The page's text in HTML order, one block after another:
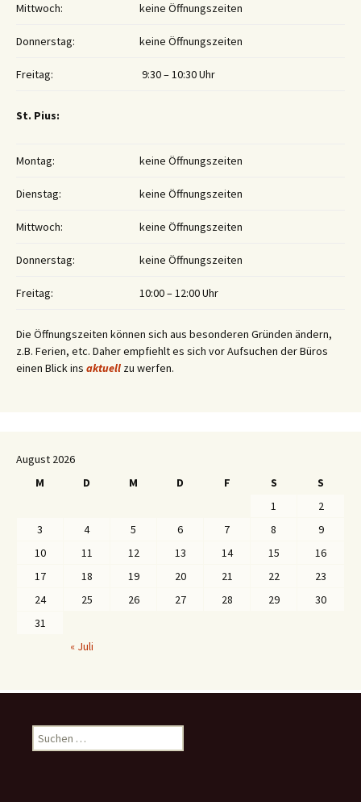
Mittwoch: keine Öffnungszeiten
Donnerstag: keine Öffnungszeiten
Freitag: 9:30 – 10:30 Uhr
St. Pius:
Montag: keine Öffnungszeiten
Dienstag: keine Öffnungszeiten
Mittwoch: keine Öffnungszeiten
Donnerstag: keine Öffnungszeiten
Freitag: 10:00 – 12:00 Uhr
Die Öffnungszeiten können sich aus besonderen Gründen ändern,
z.B. Ferien, etc. Daher empfiehlt es sich vor Aufsuchen der Büros
einen Blick ins aktuell zu werfen.
August 2026
M
D M D F S
S
1
2
3
4 5 6 7 8
9
10
11 12 13 14 15
16
17
18 19 20 21 22
23
24
25 26 27 28 29
30
31
« Juli
u